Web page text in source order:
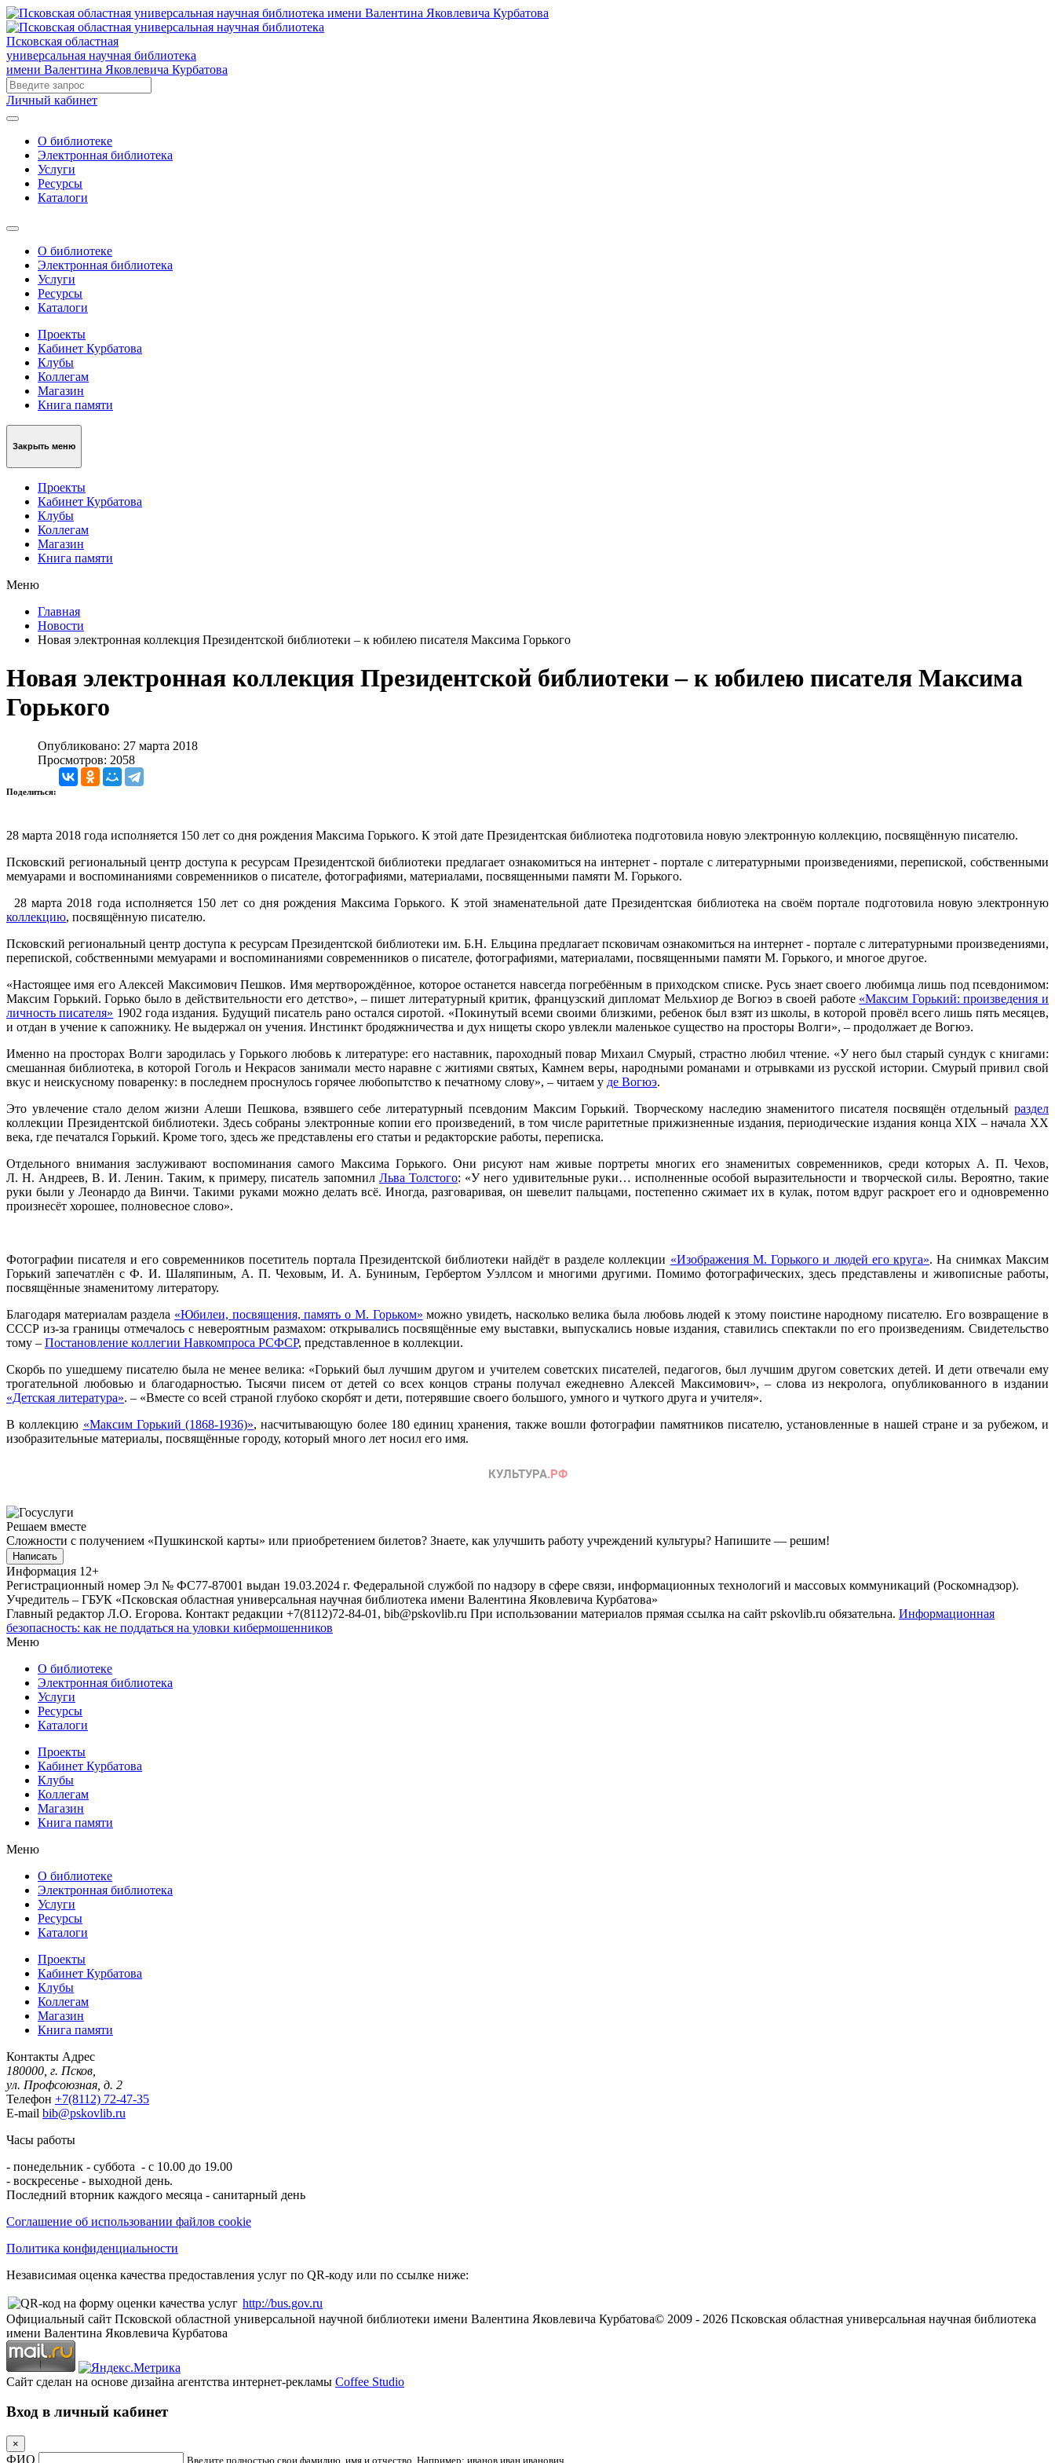
Псковская областная
универсальная научная библиотека
имени Валентина Яковлевича Курбатова
Личный кабинет
О библиотеке
Электронная библиотека
Услуги
Ресурсы
Каталоги
О библиотеке
Электронная библиотека
Услуги
Ресурсы
Каталоги
Проекты
Кабинет Курбатова
Клубы
Коллегам
Магазин
Книга памяти
Закрыть меню
Проекты
Кабинет Курбатова
Клубы
Коллегам
Магазин
Книга памяти
Меню
Главная
Новости
Новая электронная коллекция Президентской библиотеки – к юбилею писателя Максима Горького
Новая электронная коллекция Президентской библиотеки – к юбилею писателя Максима
Горького
Опубликовано: 27 марта 2018
Просмотров: 2058
Поделиться:
28 марта 2018 года исполняется 150 лет со дня рождения Максима Горького. К этой дате Президентская библиотека подготовила новую электронную коллекцию, посвящённую писателю.
Псковский региональный центр доступа к ресурсам Президентской библиотеки предлагает ознакомиться на интернет - портале с литературными произведениями, перепиской, собственными
мемуарами и воспоминаниями современников о писателе, фотографиями, материалами, посвященными памяти М. Горького.
28 марта 2018 года исполняется 150 лет со дня рождения Максима Горького. К этой знаменательной дате Президентская библиотека на своём портале подготовила новую электронную
коллекцию, посвящённую писателю.
Псковский региональный центр доступа к ресурсам Президентской библиотеки им. Б.Н. Ельцина предлагает псковичам ознакомиться на интернет - портале с литературными произведениями,
перепиской, собственными мемуарами и воспоминаниями современников о писателе, фотографиями, материалами, посвященными памяти М. Горького, и многое другое.
«Настоящее имя его Алексей Максимович Пешков. Имя мертворождённое, которое останется навсегда погребённым в приходском списке. Русь знает своего любимца лишь под псевдонимом:
Максим Горький. Горько было в действительности его детство», – пишет литературный критик, французский дипломат Мельхиор де Вогюэ в своей работе «Максим Горький: произведения и
личность писателя» 1902 года издания. Будущий писатель рано остался сиротой. «Покинутый всеми своими близкими, ребенок был взят из школы, в которой провёл всего лишь пять месяцев,
и отдан в учение к сапожнику. Не выдержал он учения. Инстинкт бродяжничества и дух нищеты скоро увлекли маленькое существо на просторы Волги», – продолжает де Вогюэ.
Именно на просторах Волги зародилась у Горького любовь к литературе: его наставник, пароходный повар Михаил Смурый, страстно любил чтение. «У него был старый сундук с книгами:
смешанная библиотека, в которой Гоголь и Некрасов занимали место наравне с житиями святых, Камнем веры, народными романами и отрывками из русской истории. Смурый привил свой
вкус и неискусному поваренку: в последнем проснулось горячее любопытство к печатному слову», – читаем у де Вогюэ.
Это увлечение стало делом жизни Алеши Пешкова, взявшего себе литературный псевдоним Максим Горький. Творческому наследию знаменитого писателя посвящён отдельный раздел
коллекции Президентской библиотеки. Здесь собраны электронные копии его произведений, в том числе раритетные прижизненные издания, периодические издания конца XIX – начала XX
века, где печатался Горький. Кроме того, здесь же представлены его статьи и редакторские работы, переписка.
Отдельного внимания заслуживают воспоминания самого Максима Горького. Они рисуют нам живые портреты многих его знаменитых современников, среди которых А. П. Чехов,
Л. Н. Андреев, В. И. Ленин. Таким, к примеру, писатель запомнил Льва Толстого: «У него удивительные руки… исполненные особой выразительности и творческой силы. Вероятно, такие
руки были у Леонардо да Винчи. Такими руками можно делать всё. Иногда, разговаривая, он шевелит пальцами, постепенно сжимает их в кулак, потом вдруг раскроет его и одновременно
произнесёт хорошее, полновесное слово».
Фотографии писателя и его современников посетитель портала Президентской библиотеки найдёт в разделе коллекции «Изображения М. Горького и людей его круга». На снимках Максим
Горький запечатлён с Ф. И. Шаляпиным, А. П. Чеховым, И. А. Буниным, Гербертом Уэллсом и многими другими. Помимо фотографических, здесь представлены и живописные работы,
посвящённые знаменитому литератору.
Благодаря материалам раздела «Юбилеи, посвящения, память о М. Горьком» можно увидеть, насколько велика была любовь людей к этому поистине народному писателю. Его возвращение в
СССР из-за границы отмечалось с невероятным размахом: открывались посвящённые ему выставки, выпускались новые издания, ставились спектакли по его произведениям. Свидетельство
тому – Постановление коллегии Навкомпроса РСФСР, представленное в коллекции.
Скорбь по ушедшему писателю была не менее велика: «Горький был лучшим другом и учителем советских писателей, педагогов, был лучшим другом советских детей. И дети отвечали ему
трогательной любовью и благодарностью. Тысячи писем от детей со всех концов страны получал ежедневно Алексей Максимович», – слова из некролога, опубликованного в издании
«Детская литература». – «Вместе со всей страной глубоко скорбят и дети, потерявшие своего большого, умного и чуткого друга и учителя».
В коллекцию «Максим Горький (1868-1936)», насчитывающую более 180 единиц хранения, также вошли фотографии памятников писателю, установленные в нашей стране и за рубежом, и
изобразительные материалы, посвящённые городу, который много лет носил его имя.
Решаем вместе
Сложности с получением «Пушкинской карты» или приобретением билетов? Знаете, как улучшить работу учреждений культуры? Напишите — решим!
Написать
Информация 12+
Регистрационный номер Эл № ФС77-87001 выдан 19.03.2024 г. Федеральной службой по надзору в сфере связи, информационных технологий и массовых коммуникаций (Роскомнадзор).
Учредитель – ГБУК «Псковская областная универсальная научная библиотека имени Валентина Яковлевича Курбатова»
Главный редактор Л.О. Егорова. Контакт редакции +7(8112)72-84-01, bib@pskovlib.ru При использовании материалов прямая ссылка на сайт pskovlib.ru обязательна. Информационная
безопасность: как не поддаться на уловки кибермошенников
Меню
О библиотеке
Электронная библиотека
Услуги
Ресурсы
Каталоги
Проекты
Кабинет Курбатова
Клубы
Коллегам
Магазин
Книга памяти
Меню
О библиотеке
Электронная библиотека
Услуги
Ресурсы
Каталоги
Проекты
Кабинет Курбатова
Клубы
Коллегам
Магазин
Книга памяти
Контакты Адрес
180000, г. Псков,
ул. Профсоюзная, д. 2
Телефон +7(8112) 72-47-35
E-mail bib@pskovlib.ru
Часы работы
- понедельник - суббота - с 10.00 до 19.00
- воскресенье - выходной день.
Последний вторник каждого месяца - санитарный день
Соглашение об использовании файлов cookie
Политика конфиденциальности
Независимая оценка качества предоставления услуг по QR-коду или по ссылке ниже:
http://bus.gov.ru
Официальный сайт Псковской областной универсальной научной библиотеки имени Валентина Яковлевича Курбатова© 2009 - 2026 Псковская областная универсальная научная библиотека
имени Валентина Яковлевича Курбатова
Сайт сделан на основе дизайна агентства интернет-рекламы Coffee Studio
Вход в личный кабинет
×
ФИО Введите полностью свои фамилию, имя и отчество. Например: иванов иван иванович